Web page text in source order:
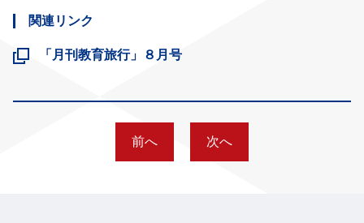
関連リンク
「月刊教育旅行」８月号
前へ 次へ